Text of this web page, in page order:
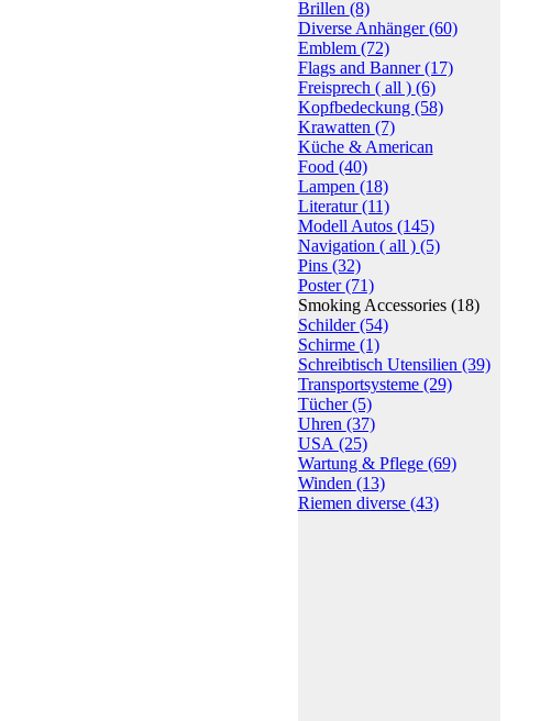
Brillen (8)
Diverse Anhänger(60)
Emblem (72)
Flags and Banner(17)
Freisprech ( all ) (6)
Kopfbedeckung (58)
Krawatten (7)
Küche & American
Food (40)
Lampen (18)
Literatur(11)
Modell Autos (145)
Navigation ( all ) (5)
Pins (32)
Poster(71)
Smoking Accessories (18)
Schilder(54)
Schirme (1)
Schreibtisch Utensilien (39)
Transportsysteme (29)
Tücher(5)
Uhren (37)
USA (25)
Wartung & Pflege (69)
Winden (13)
Riemen diverse (43)